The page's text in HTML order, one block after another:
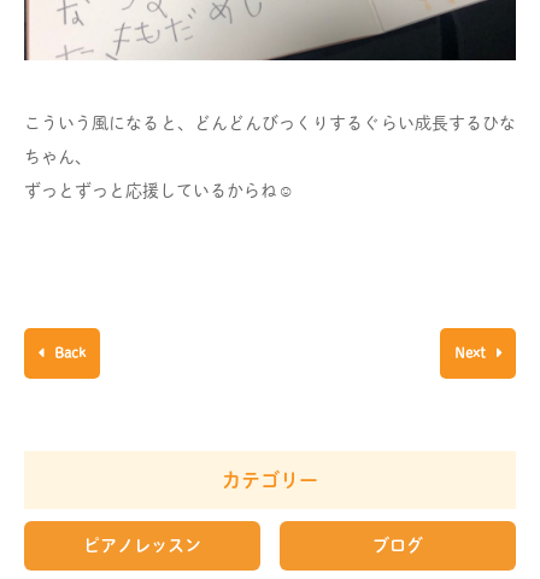
こういう風になると、どんどんびっくりするぐらい成長するひな
ちゃん、
ずっとずっと応援しているからね☺︎
Back Next
カテゴリー
ピアノレッスン ブログ